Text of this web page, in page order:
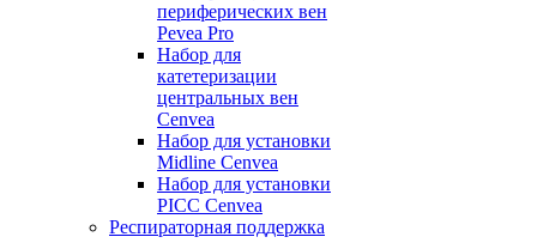
периферических вен
Pevea Pro
Набор для
катетеризации
центральных вен
Cenvea
Набор для установки
Midline Cenvea
Набор для установки
PICC Cenvea
Респираторная поддержка